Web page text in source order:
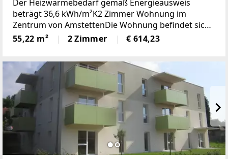
Der Heizwärmebedarf gemäß Energieausweis
beträgt 36,6 kWh/m²K2 Zimmer Wohnung im
Zentrum von AmstettenDie Wohnung befindet sich
1. OG mit 55,22 m² Wohnnutzfläche und besteht aus
folgenden Räumen:Großzügiger Wohnraum
55,22 m² 2 Zimmer € 614,23